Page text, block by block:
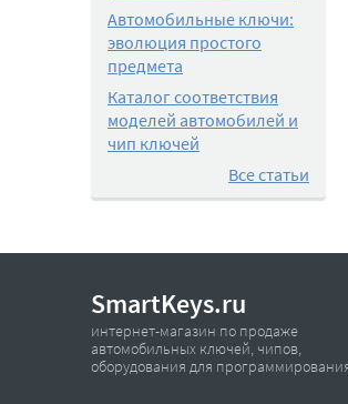
Автомобильные ключи:
эволюция простого
предмета
Каталог соответствия
моделей автомобилей и
чип ключей
Все статьи
SmartKeys.ru
интернет-магазин по продаже
автомобильных ключей, чипов,
оборудования для